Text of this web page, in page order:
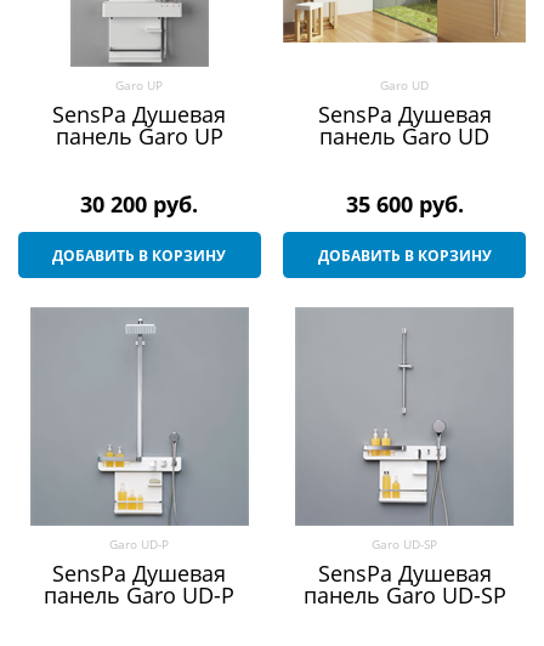
Garo UP
SensPa Душевая
панель Garo UP
30 200 руб.
ДОБАВИТЬ В КОРЗИНУ
Garo UD
SensPa Душевая
панель Garo UD
35 600 руб.
ДОБАВИТЬ В КОРЗИНУ
Garo UD-P
SensPa Душевая
панель Garo UD-P
Garo UD-SP
SensPa Душевая
панель Garo UD-SP